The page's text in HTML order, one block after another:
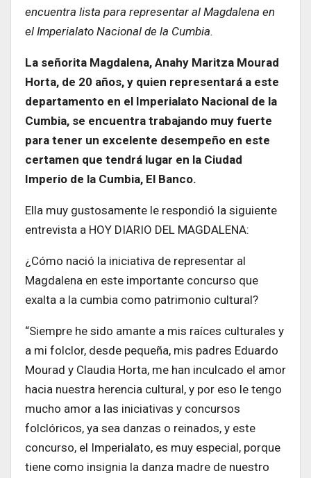
encuentra lista para representar al Magdalena en
el Imperialato Nacional de la Cumbia.
La señorita Magdalena, Anahy Maritza Mourad
Horta, de 20 años, y quien representará a este
departamento en el Imperialato Nacional de la
Cumbia, se encuentra trabajando muy fuerte
para tener un excelente desempeño en este
certamen que tendrá lugar en la Ciudad
Imperio de la Cumbia, El Banco.
Ella muy gustosamente le respondió la siguiente
entrevista a HOY DIARIO DEL MAGDALENA:
¿Cómo nació la iniciativa de representar al
Magdalena en este importante concurso que
exalta a la cumbia como patrimonio cultural?
“Siempre he sido amante a mis raíces culturales y
a mi folclor, desde pequeña, mis padres Eduardo
Mourad y Claudia Horta, me han inculcado el amor
hacia nuestra herencia cultural, y por eso le tengo
mucho amor a las iniciativas y concursos
folclóricos, ya sea danzas o reinados, y este
concurso, el Imperialato, es muy especial, porque
tiene como insignia la danza madre de nuestro